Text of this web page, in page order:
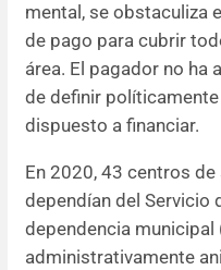
mental, se obstaculiza
de pago para cubrir
área. El pagador no ha
de definir
dispuesto a financiar.
En 2020, 43 centros
dependían del Servicio
dependencia municipal
administrativamente